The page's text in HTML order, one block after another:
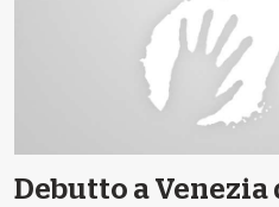
Debutto a